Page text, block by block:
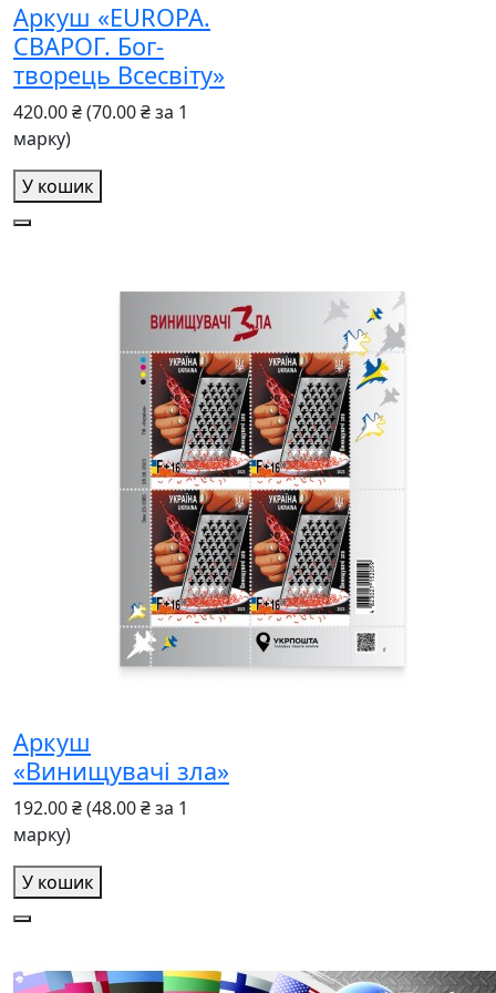
Аркуш «EUROPA.
СВАРОГ. Бог-
творець Всесвіту»
420.00 ₴(70.00 ₴ за 1
марку)
У кошик
Аркуш
«Винищувачі зла»
192.00 ₴(48.00 ₴ за 1
марку)
У кошик